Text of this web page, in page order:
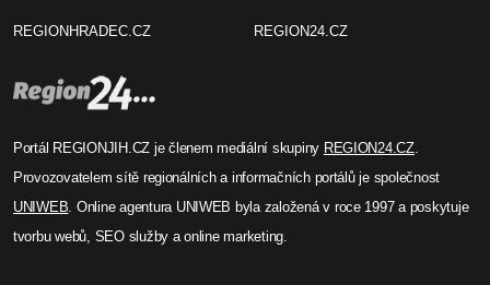
REGIONHRADEC.CZ REGION24.CZ
Portál REGIONJIH.CZ je členem mediální skupiny REGION24.CZ.
Provozovatelem sítě regionálních a informačních portálů je společnost
UNIWEB. Online agentura UNIWEB byla založená v roce 1997 a poskytuje
tvorbu webů, SEO služby a online marketing.